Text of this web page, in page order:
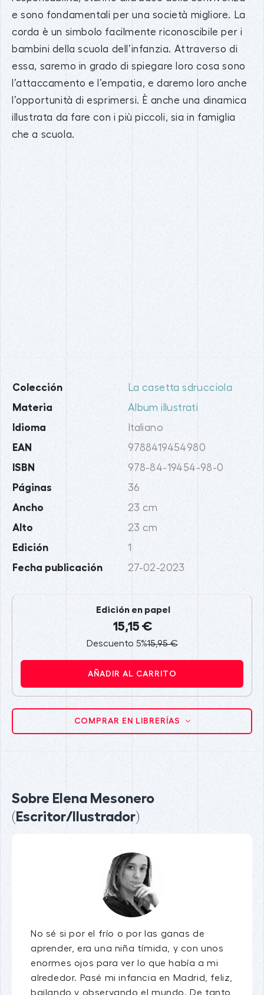
e sono fondamentali per una società migliore. La
corda è un simbolo facilmente riconoscibile per i
bambini della scuola dell’infanzia. Attraverso di
essa, saremo in grado di spiegare loro cosa sono
l’attaccamento e l’empatia, e daremo loro anche
l’opportunità di esprimersi. È anche una dinamica
illustrata da fare con i più piccoli, sia in famiglia
che a scuola.
Colección La casetta sdrucciola
Materia Album illustrati
Idioma Italiano
EAN 9788419454980
ISBN 978-84-19454-98-0
Páginas 36
Ancho 23 cm
Alto 23 cm
Edición 1
Fecha publicación 27-02-2023
Edición en papel
15,15 €
Descuento 5%15,95 €
AÑADIR AL CARRITO
COMPRAR EN LIBRERÍAS
Sobre Elena Mesonero
(Escritor/Ilustrador)
No sé si por el frío o por las ganas de
aprender, era una niña tímida, y con unos
enormes ojos para ver lo que había a mi
alrededor. Pasé mi infancia en Madrid, feliz,
bailando y observando el mundo. De tanto